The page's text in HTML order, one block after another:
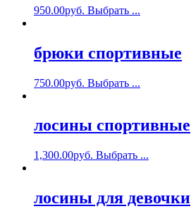
950.00руб. Выбрать ...
брюки спортивные
750.00руб. Выбрать ...
лосины спортивные
1,300.00руб. Выбрать ...
лосины для девочки